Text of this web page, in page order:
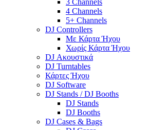
3 Channels
4 Channels
5+ Channels
DJ Controllers
Με Κάρτα Ήχου
Χωρίς Κάρτα Ήχου
DJ Ακουστικά
DJ Turntables
Κάρτες Ήχου
DJ Software
DJ Stands / DJ Booths
DJ Stands
DJ Booths
DJ Cases & Bags